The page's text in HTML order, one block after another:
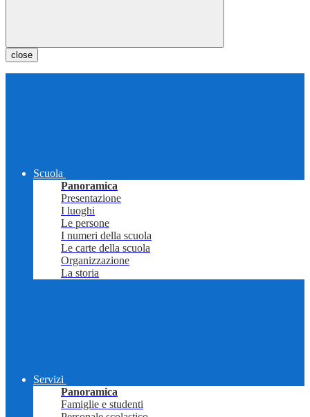
close
Scuola
Panoramica
Presentazione
I luoghi
Le persone
I numeri della scuola
Le carte della scuola
Organizzazione
La storia
Servizi
Panoramica
Famiglie e studenti